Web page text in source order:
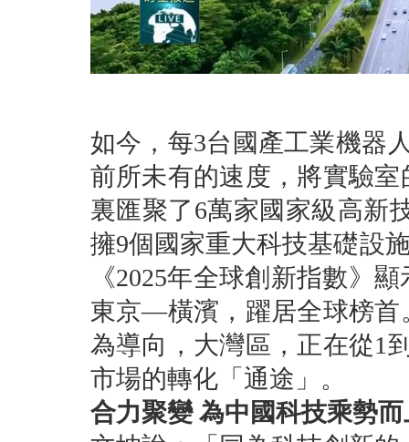
如今，每3台國產工業機器
前所未有的速度，將實驗
裏匯聚了6萬家國家級高新
擁9個國家重大科技基礎設
《2025年全球創新指數》
東京—橫濱，躍居全球榜首
為導向，大灣區，正在從1
市場的轉化「通途」。
合力聚變 為中國科技乘勢